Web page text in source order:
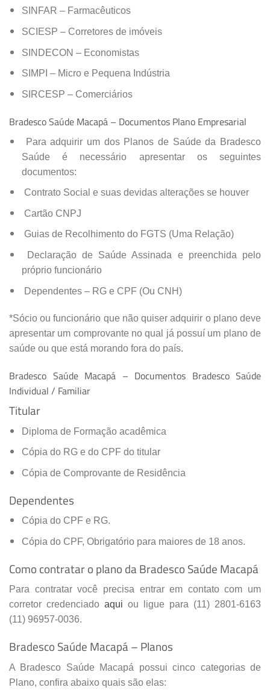
SINFAR – Farmacêuticos
SCIESP – Corretores de imóveis
SINDECON – Economistas
SIMPI – Micro e Pequena Indústria
SIRCESP – Comerciários
Bradesco Saúde Macapá – Documentos Plano Empresarial
Para adquirir um dos Planos de Saúde da Bradesco
Saúde é necessário apresentar os seguintes
documentos:
Contrato Social e suas devidas alterações se houver
Cartão CNPJ
Guias de Recolhimento do FGTS (Uma Relação)
Declaração de Saúde Assinada e preenchida pelo
próprio funcionário
Dependentes – RG e CPF (Ou CNH)
*Sócio ou funcionário que não quiser adquirir o plano deve
apresentar um comprovante no qual já possuí um plano de
saúde ou que está morando fora do país.
Bradesco Saúde Macapá – Documentos Bradesco Saúde
Individual / Familiar
Titular
Diploma de Formação acadêmica
Cópia do RG e do CPF do titular
Cópia de Comprovante de Residência
Dependentes
Cópia do CPF e RG.
Cópia do CPF, Obrigatório para maiores de 18 anos.
Como contratar o plano da Bradesco Saúde Macapá
Para contratar você precisa entrar em contato com um
corretor credenciado aqui ou ligue para (11) 2801-6163
(11) 96957-0036.
Bradesco Saúde Macapá – Planos
A Bradesco Saúde Macapá possui cinco categorias de
Plano, confira abaixo quais são elas: